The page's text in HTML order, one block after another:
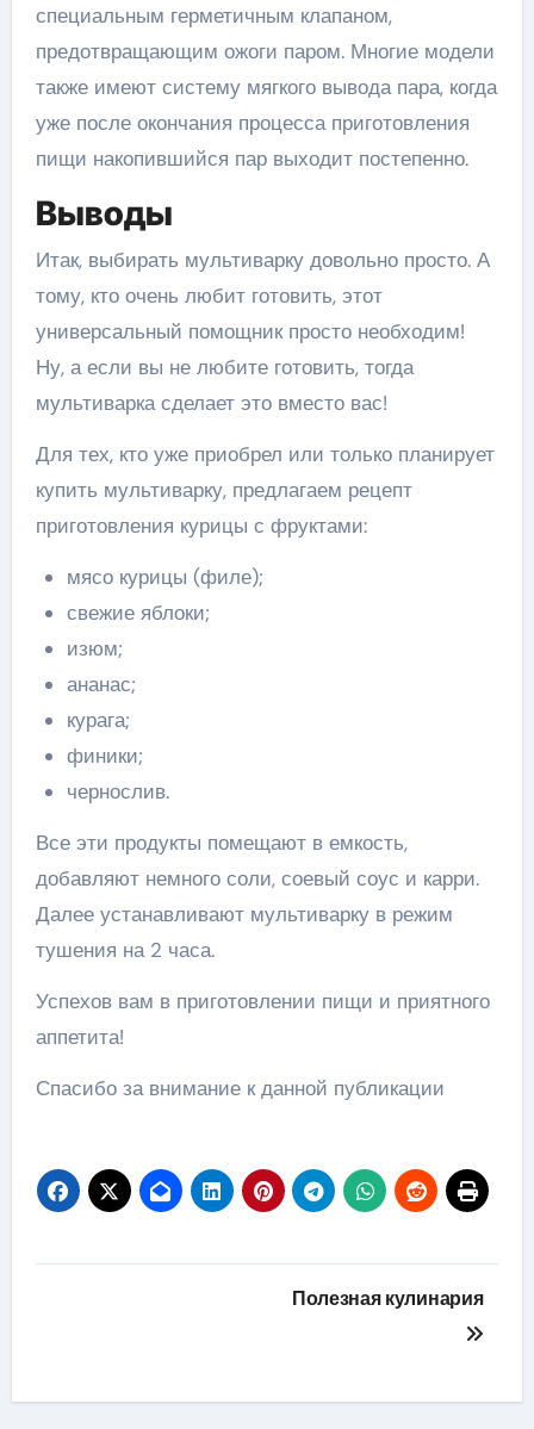
специальным герметичным клапаном,
предотвращающим ожоги паром. Многие модели
также имеют систему мягкого вывода пара, когда
уже после окончания процесса приготовления
пищи накопившийся пар выходит постепенно.
Выводы
Итак, выбирать мультиварку довольно просто. А
тому, кто очень любит готовить, этот
универсальный помощник просто необходим!
Ну, а если вы не любите готовить, тогда
мультиварка сделает это вместо вас!
Для тех, кто уже приобрел или только планирует
купить мультиварку, предлагаем рецепт
приготовления курицы с фруктами:
мясо курицы (филе);
свежие яблоки;
изюм;
ананас;
курага;
финики;
чернослив.
Все эти продукты помещают в емкость,
добавляют немного соли, соевый соус и карри.
Далее устанавливают мультиварку в режим
тушения на 2 часа.
Успехов вам в приготовлении пищи и приятного
аппетита!
Спасибо за внимание к данной публикации
Полезная кулинария